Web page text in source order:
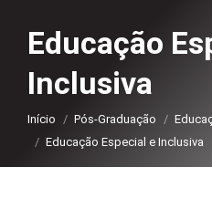
Educação
Inclusiva
Você está aqui:
Início Pós-Graduação
Educação Especial e Inclusiva